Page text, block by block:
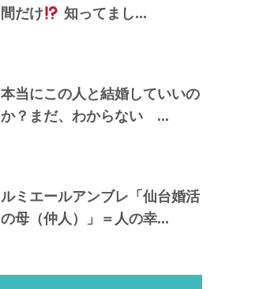
間だけ
知ってまし...
本当にこの人と結婚していいの
か？まだ、わからない ...
ルミエールアンブレ「仙台婚活
の母（仲人）」＝人の幸...